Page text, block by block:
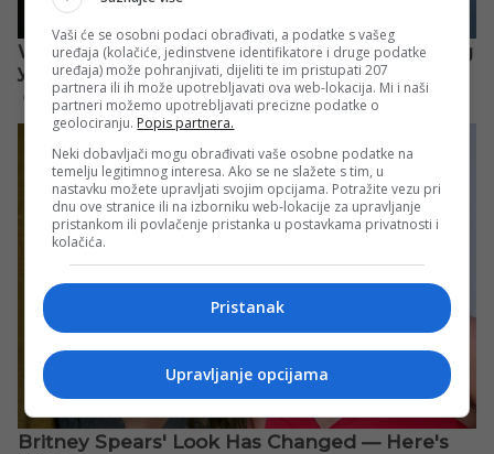
Vaši će se osobni podaci obrađivati, a podatke s vašeg
uređaja (kolačiće, jedinstvene identifikatore i druge podatke
uređaja) može pohranjivati, dijeliti te im pristupati 207
partnera ili ih može upotrebljavati ova web-lokacija. Mi i naši
partneri možemo upotrebljavati precizne podatke o
geolociranju. Popis partnera.
Neki dobavljači mogu obrađivati vaše osobne podatke na
temelju legitimnog interesa. Ako se ne slažete s tim, u
nastavku možete upravljati svojim opcijama. Potražite vezu pri
dnu ove stranice ili na izborniku web-lokacije za upravljanje
pristankom ili povlačenje pristanka u postavkama privatnosti i
kolačića.
Pristanak
Upravljanje opcijama